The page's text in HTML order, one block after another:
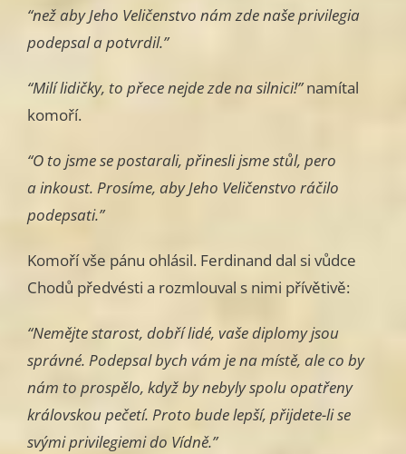
“než aby Jeho Veličenstvo nám zde naše privilegia
podepsal a potvrdil.”
“Milí lidičky, to přece nejde zde na silnici!”namítal
komoří.
“O to jsme se postarali, přinesli jsme stůl, pero
a inkoust. Prosíme, aby Jeho Veličenstvo ráčilo
podepsati.”
Komoří vše pánu ohlásil. Ferdinand dal si vůdce
Chodů předvésti a rozmlouval s nimi přívětivě:
“Nemějte starost, dobří lidé, vaše diplomy jsou
správné. Podepsal bych vám je na místě, ale co by
nám to prospělo, když by nebyly spolu opatřeny
královskou pečetí. Proto bude lepší, přijdete-li se
svými privilegiemi do Vídně.”